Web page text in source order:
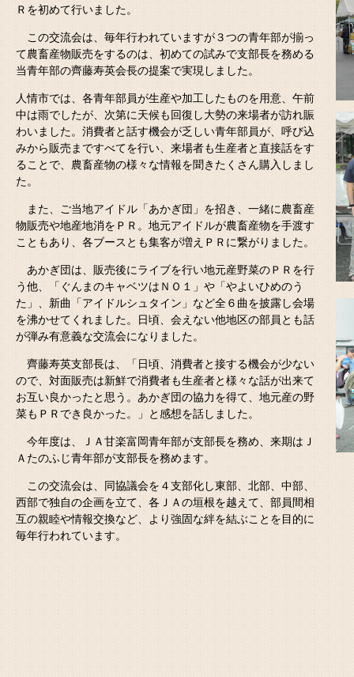
Ｒを初めて行いました。
この交流会は、毎年行われていますが３つの青年部が揃っ
て農畜産物販売をするのは、初めての試みで支部長を務める
当青年部の齊藤寿英会長の提案で実現しました。
人情市では、各青年部員が生産や加工したものを用意、午前
中は雨でしたが、次第に天候も回復し大勢の来場者が訪れ賑
わいました。消費者と話す機会が乏しい青年部員が、呼び込
みから販売まですべてを行い、来場者も生産者と直接話をす
ることで、農畜産物の様々な情報を聞きたくさん購入しまし
た。
また、ご当地アイドル「あかぎ団」を招き、一緒に農畜産
物販売や地産地消をＰＲ。地元アイドルが農畜産物を手渡す
こともあり、各ブースとも集客が増えＰＲに繋がりました。
あかぎ団は、販売後にライブを行い地元産野菜のＰＲを行
う他、「ぐんまのキャベツはＮＯ１」や「やよいひめのう
た」、新曲「アイドルシュタイン」など全６曲を披露し会場
を沸かせてくれました。日頃、会えない他地区の部員とも話
が弾み有意義な交流会になりました。
齊藤寿英支部長は、「日頃、消費者と接する機会が少ない
ので、対面販売は新鮮で消費者も生産者と様々な話が出来て
お互い良かったと思う。あかぎ団の協力を得て、地元産の野
菜もＰＲでき良かった。」と感想を話しました。
今年度は、ＪＡ甘楽富岡青年部が支部長を務め、来期はＪ
Ａたのふじ青年部が支部長を務めます。
この交流会は、同協議会を４支部化し東部、北部、中部、
西部で独自の企画を立て、各ＪＡの垣根を越えて、部員間相
互の親睦や情報交換など、より強固な絆を結ぶことを目的に
毎年行われています。